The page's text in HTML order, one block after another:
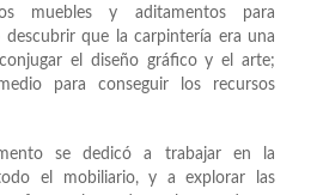
muebles y aditamentos para
que la carpintería era una
el diseño gráfico y el arte;
para conseguir los recursos
se dedicó a trabajar en la
el mobiliario, y a explorar las